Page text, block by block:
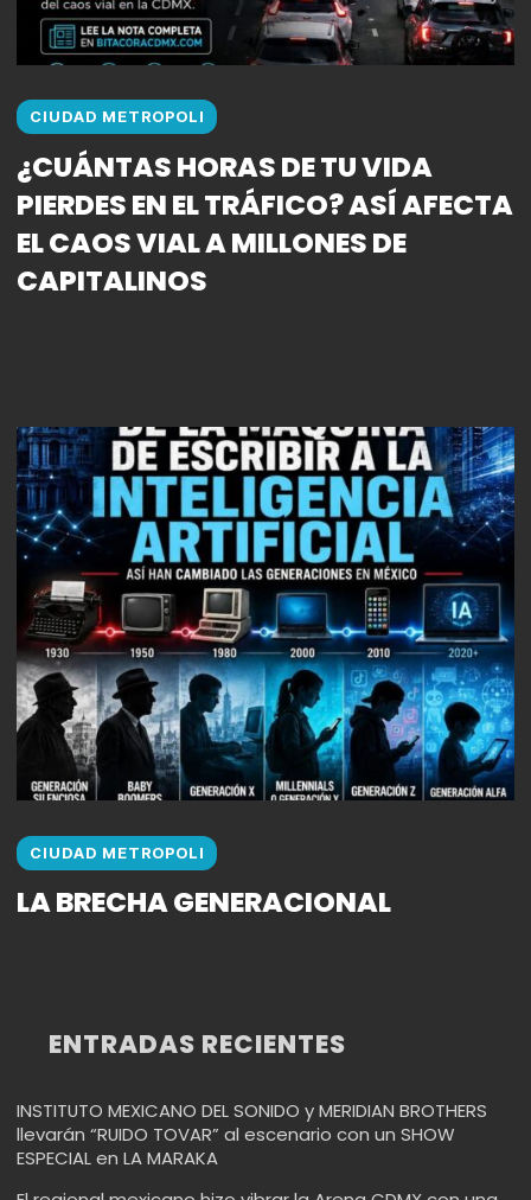
CIUDAD METROPOLI
¿CUÁNTAS HORAS DE TU VIDA
PIERDES EN EL TRÁFICO? ASÍ AFECTA
EL CAOS VIAL A MILLONES DE
CAPITALINOS
CIUDAD METROPOLI
LA BRECHA GENERACIONAL
ENTRADAS RECIENTES
INSTITUTO MEXICANO DEL SONIDO y MERIDIAN BROTHERS
llevarán “RUIDO TOVAR” al escenario con un SHOW
ESPECIAL en LA MARAKA